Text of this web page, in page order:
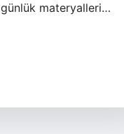
materyalleri…